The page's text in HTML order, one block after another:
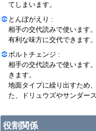
てしまいます。
とんぼがえり :
相手の交代読みで使います
有利な味方に交代できます。
ボルトチェンジ :
相手の交代読みで使います
きます。
地面タイプに繰り出すため
た、ドリュウズやサンダー
役割関係